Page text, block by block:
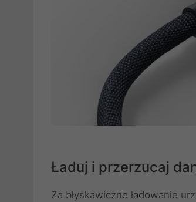
Ładuj i przerzucaj
Za błyskawiczne ładowanie